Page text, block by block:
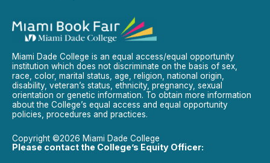
Miami Dade College is an equal access/equal opportunity
institution which does not discriminate on the basis of sex,
race, color, marital status, age, religion, national origin,
disability, veteran’s status, ethnicity, pregnancy, sexual
orientation or genetic information. To obtain more information
about the College’s equal access and equal opportunity
policies, procedures and practices.
Copyright ©2026 Miami Dade College
Please contact the College’s Equity Officer: